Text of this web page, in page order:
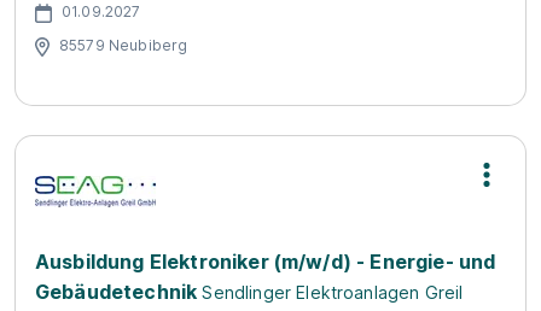
01.09.2027
85579 Neubiberg
Ausbildung Elektroniker (m/w/d) - Energie- und
Gebäudetechnik Sendlinger Elektroanlagen Greil